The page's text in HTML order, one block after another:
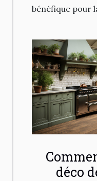
bénéfique pour
déco